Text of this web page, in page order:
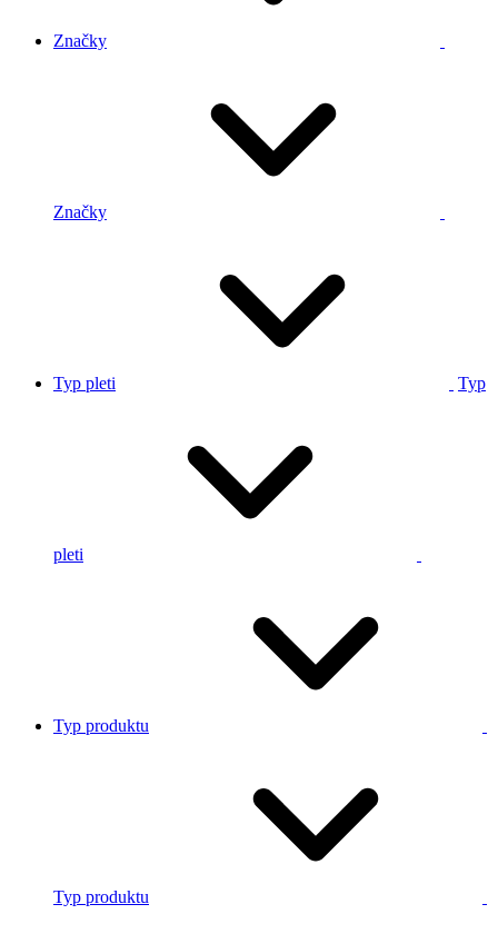
Značky
Značky
Typ pleti Typ
pleti
Typ produktu
Typ produktu